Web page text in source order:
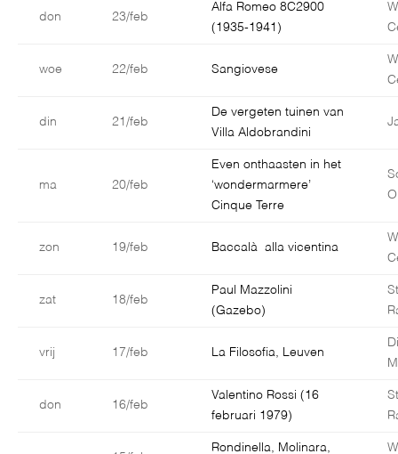
don 23/feb
Alfa Romeo 8C2900
(1935-1941)
woe 22/feb Sangiovese
din 21/feb
De vergeten tuinen van
Villa Aldobrandini
ma 20/feb
Even onthaasten in het
‘wondermarmere’
Cinque Terre
zon 19/feb Baccalà alla vicentina
zat 18/feb
Paul Mazzolini
(Gazebo)
vrij 17/feb La Filosofia, Leuven
don 16/feb
Valentino Rossi (16
februari 1979)
Rondinella, Molinara,